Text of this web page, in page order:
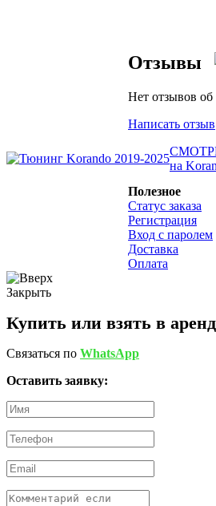
Отзывы
Нет отзывов об
Написать отзыв
на
Полезное
Статус заказа
Регистрация
Вход с паролем
Доставка
Оплата
Закрыть
Купить или взять в
Связаться по WhatsApp
Оставить заявку: